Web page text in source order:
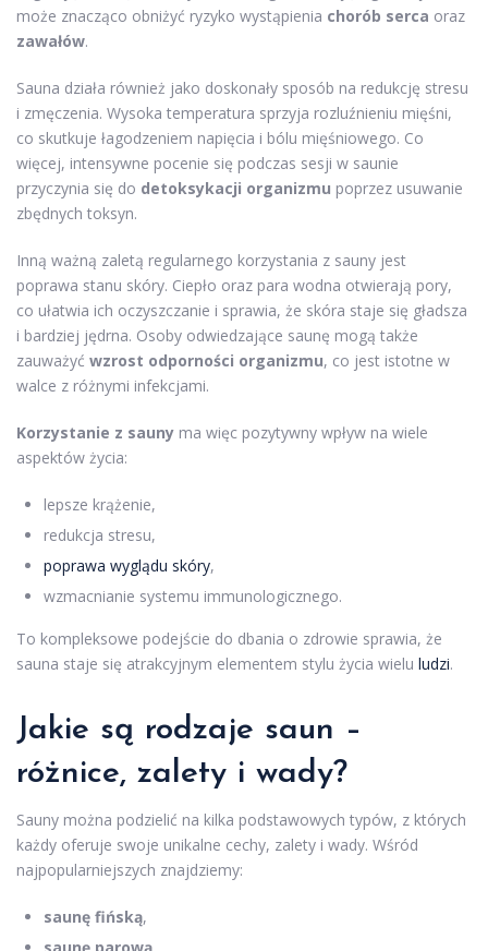
może znacząco obniżyć ryzyko wystąpienia chorób serca oraz
zawałów.
Sauna działa również jako doskonały sposób na redukcję stresu
i zmęczenia. Wysoka temperatura sprzyja rozluźnieniu mięśni,
co skutkuje łagodzeniem napięcia i bólu mięśniowego. Co
więcej, intensywne pocenie się podczas sesji w saunie
przyczynia się do detoksykacji organizmu poprzez usuwanie
zbędnych toksyn.
Inną ważną zaletą regularnego korzystania z sauny jest
poprawa stanu skóry. Ciepło oraz para wodna otwierają pory,
co ułatwia ich oczyszczanie i sprawia, że skóra staje się gładsza
i bardziej jędrna. Osoby odwiedzające saunę mogą także
zauważyć wzrost odporności organizmu, co jest istotne w
walce z różnymi infekcjami.
Korzystanie z sauny ma więc pozytywny wpływ na wiele
aspektów życia:
lepsze krążenie,
redukcja stresu,
poprawa wyglądu skóry,
wzmacnianie systemu immunologicznego.
To kompleksowe podejście do dbania o zdrowie sprawia, że
sauna staje się atrakcyjnym elementem stylu życia wielu ludzi.
Jakie są rodzaje saun –
różnice, zalety i wady?
Sauny można podzielić na kilka podstawowych typów, z których
każdy oferuje swoje unikalne cechy, zalety i wady. Wśród
najpopularniejszych znajdziemy:
saunę fińską,